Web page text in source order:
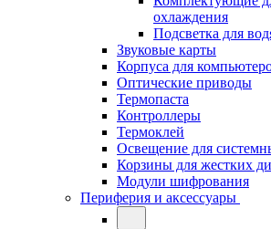
охлаждения
Подсветка для
Звуковые карты
Корпуса для
Оптические приводы
Термопаста
Контроллеры
Термоклей
Освещение для
Корзины для жестких
Модули шифрования
Периферия и аксессуары